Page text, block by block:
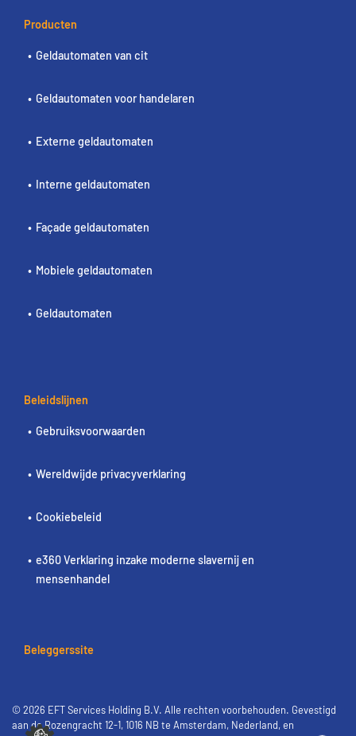
Producten
Geldautomaten van cit
Geldautomaten voor handelaren
Externe geldautomaten
Interne geldautomaten
Façade geldautomaten
Mobiele geldautomaten
Geldautomaten
Beleidslijnen
Gebruiksvoorwaarden
Wereldwijde privacyverklaring
Cookiebeleid
e360 Verklaring inzake moderne slavernij en
mensenhandel
Beleggerssite
© 2026 EFT Services Holding B.V. Alle rechten voorbehouden. Gevestigd
aan de Rozengracht 12-1, 1016 NB te Amsterdam, Nederland, en